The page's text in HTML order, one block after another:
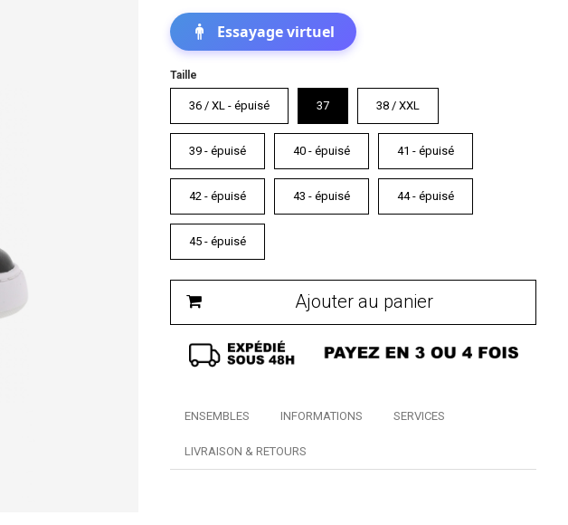
Essayage virtuel
Taille
36 / XL - épuisé 37 38 / XXL
39 - épuisé 40 - épuisé 41 - épuisé
42 - épuisé 43 - épuisé 44 - épuisé
45 - épuisé
Ajouter au panier
ENSEMBLES INFORMATIONS SERVICES
LIVRAISON & RETOURS